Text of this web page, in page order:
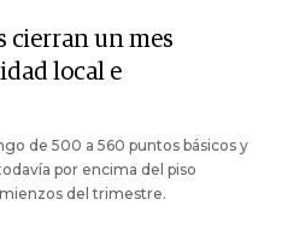
cierran un mes
local e
de 500 a 560 puntos básicos y
por encima del piso
del trimestre.